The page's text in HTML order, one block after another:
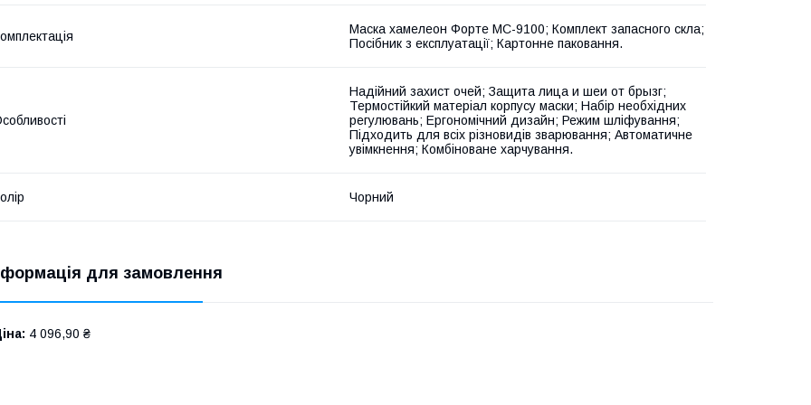
Маска хамелеон Форте МС-9100; Комплект запасного скла;
Посібник з експлуатації; Картонне паковання.
Надійний захист очей; Защита лица и шеи от брызг;
Термостійкий матеріал корпусу маски; Набір необхідних
регулювань; Ергономічний дизайн; Режим шліфування;
Підходить для всіх різновидів зварювання; Автоматичне
увімкнення; Комбіноване харчування.
Чорний
для замовлення
4 096,90 ₴